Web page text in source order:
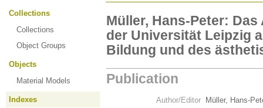
Collections
Collections
Object Groups
Objects
Material Models
Indexes
Müller, Hans-Peter:
der Universität Leipzig
Bildung und des
Publication
Author/Editor
Müller, Hans-